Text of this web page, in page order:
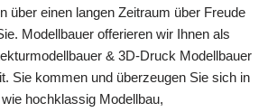
über einen langen Zeitraum über Freude
Modellbauer offerieren wir Ihnen als
& 3D-Druck Modellbauer
Sie kommen und überzeugen Sie sich in
hochklassig Modellbau,